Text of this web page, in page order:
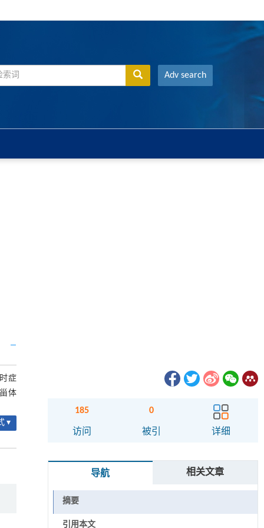
Adv search
症
体
▾
185
访问
0
被引 详细
导航 相关文章
摘要
引用本文